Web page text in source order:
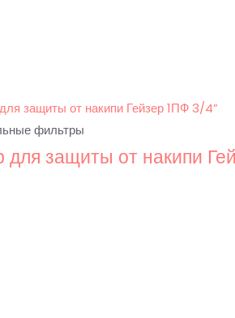
фильтры
для защиты от накипи